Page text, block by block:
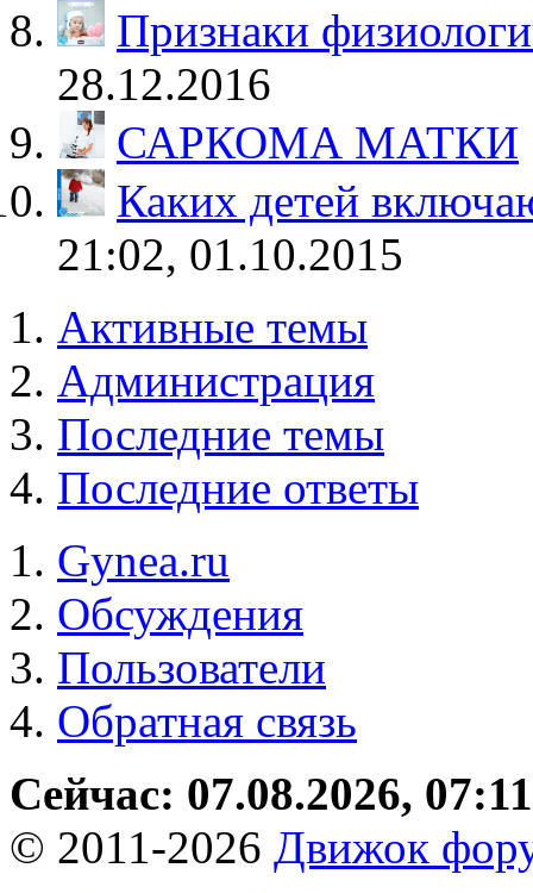
Признаки
28.12.2016
САРКОМА МАТКИ
Каких детей
21:02, 01.10.2015
Активные темы
Администрация
Последние темы
Последние ответы
Gynea.ru
Обсуждения
Пользователи
Обратная связь
Сейчас: 07.08.2026, 07:11
© 2011-2026 Движок